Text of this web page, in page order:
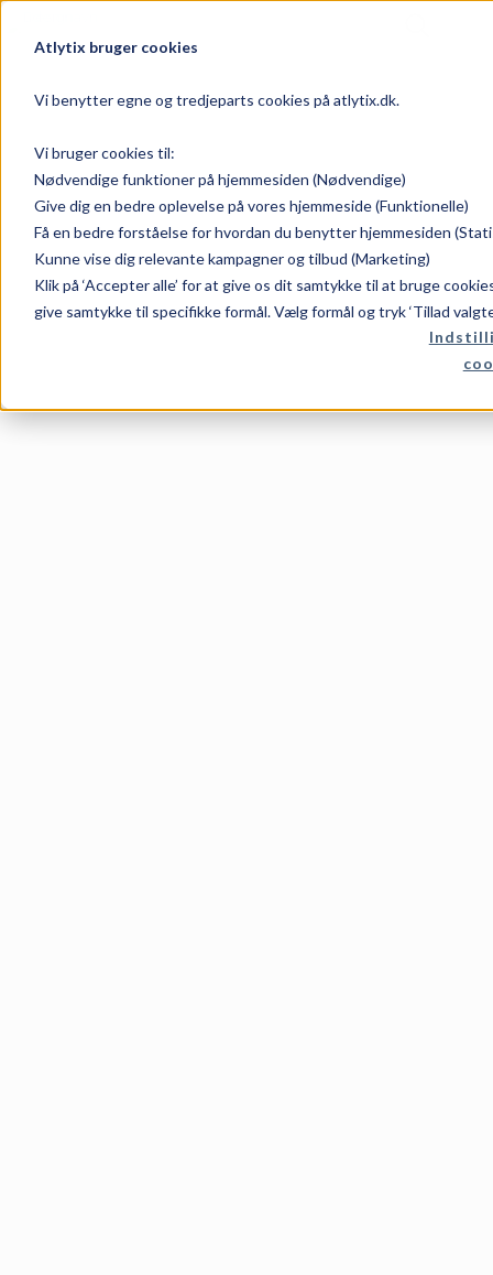
Atlytix bruger cookies
Vi benytter egne og tredjeparts cookies på atlytix.dk.
Vi bruger cookies til:
Nødvendige funktioner på hjemmesiden (Nødvendige)
Give dig en bedre oplevelse på vores hjemmeside (Funktionelle)
Få en bedre forståelse for hvordan du benytter hjemmesiden
Kunne vise dig relevante kampagner og tilbud (Marketing)
Klik på ‘Accepter alle’ for at give os dit samtykke til at bruge
give samtykke til specifikke formål. Vælg formål og tryk ‘Tillad